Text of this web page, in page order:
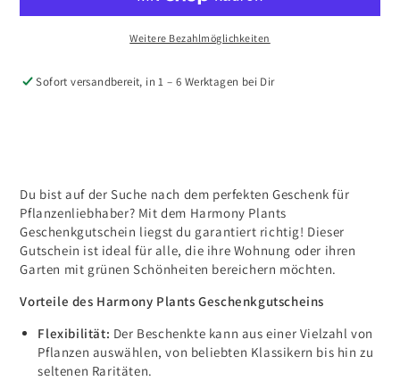
Harmony Harmony
Plants
Weitere Bezahlmöglichkeiten
Sofort versandbereit, in 1 – 6 Werktagen bei Dir
Du bist auf der Suche nach dem perfekten Geschenk für
Pflanzenliebhaber? Mit dem Harmony Plants
Geschenkgutschein liegst du garantiert richtig! Dieser
Gutschein ist ideal für alle, die ihre Wohnung oder ihren
Garten mit grünen Schönheiten bereichern möchten.
Vorteile des Harmony Plants Geschenkgutscheins
Flexibilität: Der Beschenkte kann aus einer Vielzahl von
Pflanzen auswählen, von beliebten Klassikern bis hin zu
seltenen Raritäten.